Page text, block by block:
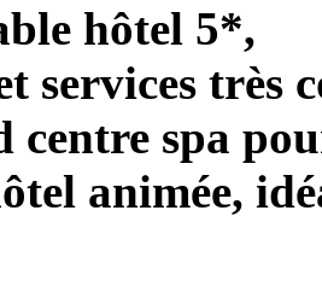
hôtel 5*,
services très
centre spa
animée,